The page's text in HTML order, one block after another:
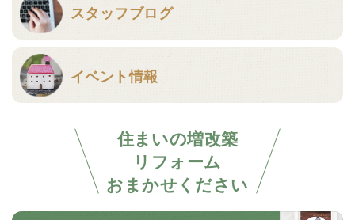
スタッフブログ
イベント情報
住まいの増改築
リフォーム
おまかせください